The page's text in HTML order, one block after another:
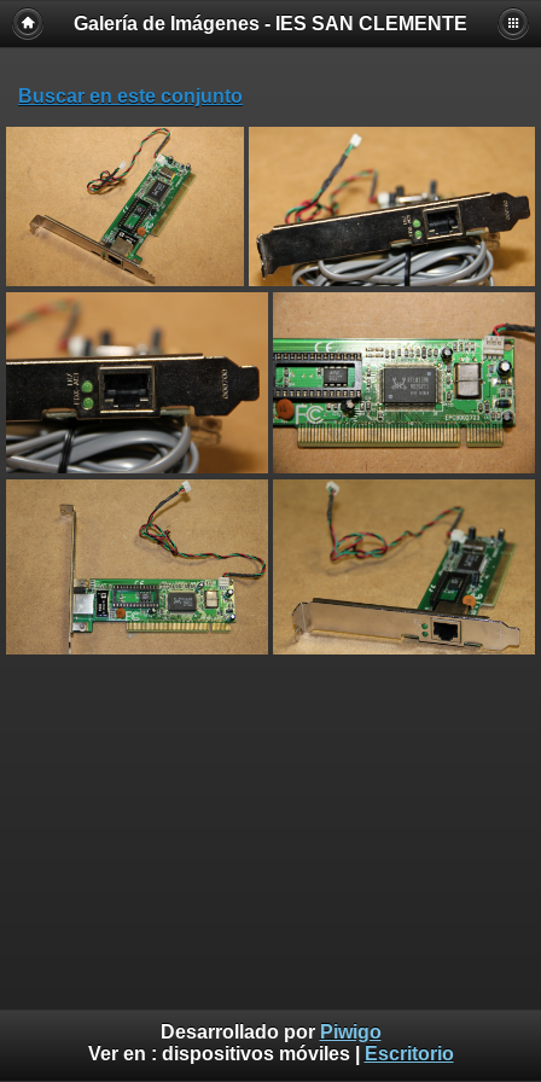
Galería de Imágenes - IES SAN CLEMENTE
Buscar en este conjunto
Desarrollado por Piwigo
Ver en : dispositivos móviles| Escritorio